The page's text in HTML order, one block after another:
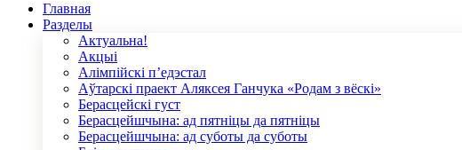
Главная
Разделы
Актуальна!
Акцыі
Алімпійскі п’едэстал
Аўтарскі праект Аляксея Ганчука «Родам з вёскі»
Берасцейскі густ
Берасцейшчына: ад пятніцы да пятніцы
Берасцейшчына: ад суботы да суботы